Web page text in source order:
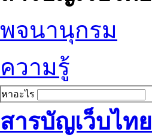
พจนานุกรม
ความรู้
หาอะไร
สารบัญเว็บไทย